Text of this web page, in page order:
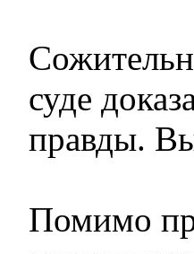
суде
правды.
Помимо